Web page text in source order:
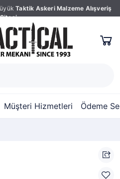
Taktik Askeri Malzeme Alışveriş
Sitesi
Müşteri Hizmetleri Ödeme